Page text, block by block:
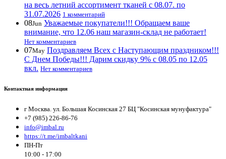
на весь летний ассортимент тканей с 08.07. по
31.07.2026 1 комментарий
08Jun Уважаемые покупатели!!! Обращаем ваше
внимание, что 12.06 наш магазин-склад не работает!
Нет комментариев
07May Поздравляем Всех с Наступающим праздником!!!
С Днем Победы!!! Дарим скидку 9% с 08.05 по 12.05
вкл. Нет комментариев
Контактная информация
г Москва. ул. Большая Косинская 27 БЦ "Косинская мунуфактура"
+7 (985) 226-86-76
info@imbal.ru
https://t.me/imbaltkani
ПН-Пт
10:00 - 17:00